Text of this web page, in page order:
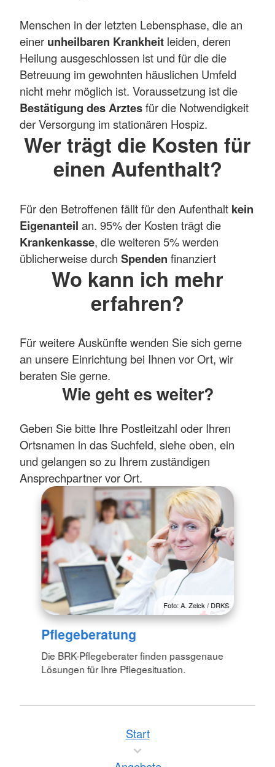
Menschen in der letzten Lebensphase, die an
einer unheilbaren Krankheit leiden, deren
Heilung ausgeschlossen ist und für die die
Betreuung im gewohnten häuslichen Umfeld
nicht mehr möglich ist. Voraussetzung ist die
Bestätigung des Arztesfür die Notwendigkeit
der Versorgung im stationären Hospiz.
Wer trägt die Kosten für
einen Aufenthalt?
Für den Betroffenen fällt für den Aufenthalt kein
Eigenanteil an. 95% der Kosten trägt die
Krankenkasse, die weiteren 5% werden
üblicherweise durch Spenden finanziert
Wo kann ich mehr
erfahren?
Für weitere Auskünfte wenden Sie sich gerne
an unsere Einrichtung bei Ihnen vor Ort, wir
beraten Sie gerne.
Wie geht es weiter?
Geben Sie bitte Ihre Postleitzahl oder Ihren
Ortsnamen in das Suchfeld, siehe oben, ein
und gelangen so zu Ihrem zuständigen
Ansprechpartner vor Ort.
Foto: A. Zelck / DRKS
Pflegeberatung
Die BRK-Pflegeberater finden passgenaue
Lösungen für Ihre Pflegesituation.
Start